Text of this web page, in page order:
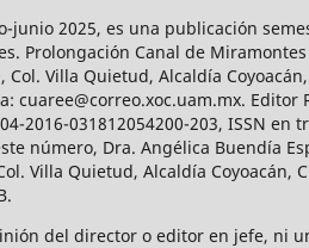
junio 2025, es una publicación
Prolongación Canal de Miramontes
Villa Quietud, Alcaldía
Editor
2016-031812054200-203, ISSN
número, Dra. Angélica Buendía
Villa Quietud, Alcaldía Coyoacán,
del director o editor en jefe, ni